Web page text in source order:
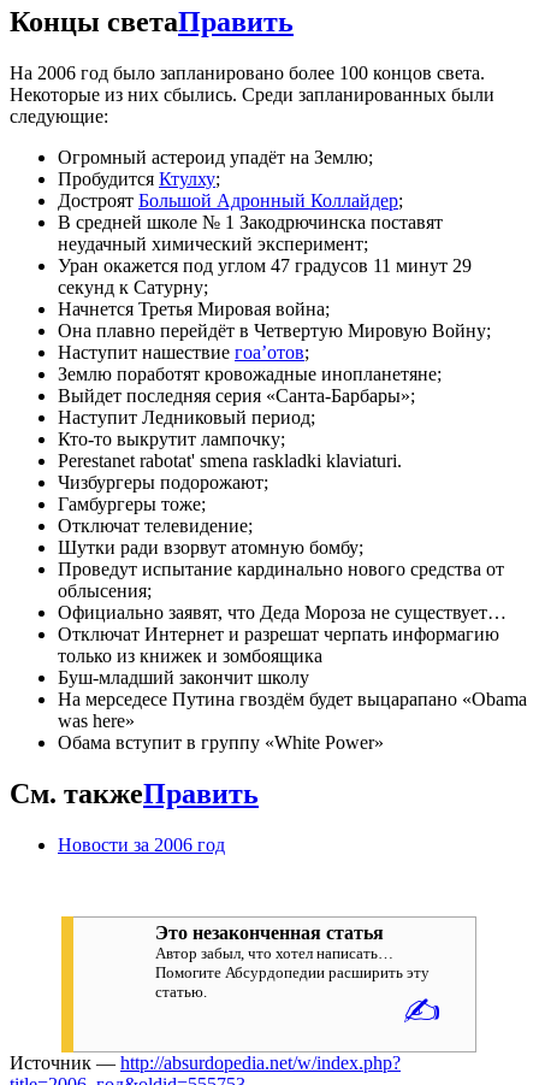
Концы светаПравить
На 2006 год было запланировано более 100 концов света.
Некоторые из них сбылись. Среди запланированных были
следующие:
Огромный астероид упадёт на Землю;
Пробудится Ктулху;
Достроят Большой Адронный Коллайдер;
В средней школе № 1 Закодрючинска поставят
неудачный химический эксперимент;
Уран окажется под углом 47 градусов 11 минут 29
секунд к Сатурну;
Начнется Третья Мировая война;
Она плавно перейдёт в Четвертую Мировую Войну;
Наступит нашествие гоа’отов;
Землю поработят кровожадные инопланетяне;
Выйдет последняя серия «Санта-Барбары»;
Наступит Ледниковый период;
Кто-то выкрутит лампочку;
Perestanet rabotat' smena raskladki klaviaturi.
Чизбургеры подорожают;
Гамбургеры тоже;
Отключат телевидение;
Шутки ради взорвут атомную бомбу;
Проведут испытание кардинально нового средства от
облысения;
Официально заявят, что Деда Мороза не существует…
Отключат Интернет и разрешат черпать информагию
только из книжек и зомбоящика
Буш-младший закончит школу
На мерседесе Путина гвоздём будет выцарапано «Obama
was here»
Обама вступит в группу «White Power»
См. такжеПравить
Новости за 2006 год
Это незаконченная статья
Автор забыл, что хотел написать…
Помогите Абсурдопедии расширить эту
статью.
✍
Источник — http://absurdopedia.net/w/index.php?